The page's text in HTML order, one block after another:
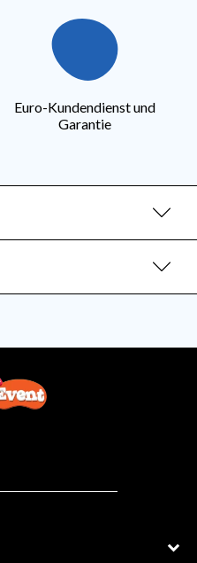
Euro-Kundendienst und
Garantie